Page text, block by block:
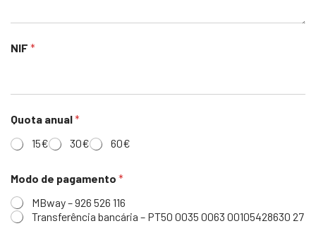
NIF *
Quota anual*
15€
30€ 60€
Modo de pagamento *
MBway – 926 526 116
Transferência bancária – PT50 0035 0063 00105428630 27